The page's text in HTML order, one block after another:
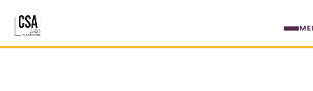
Olivier Onclin